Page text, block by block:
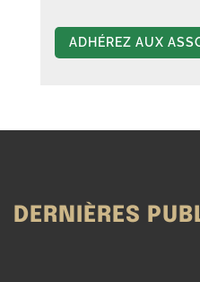
ADHÉREZ AUX
DERNIÈRES